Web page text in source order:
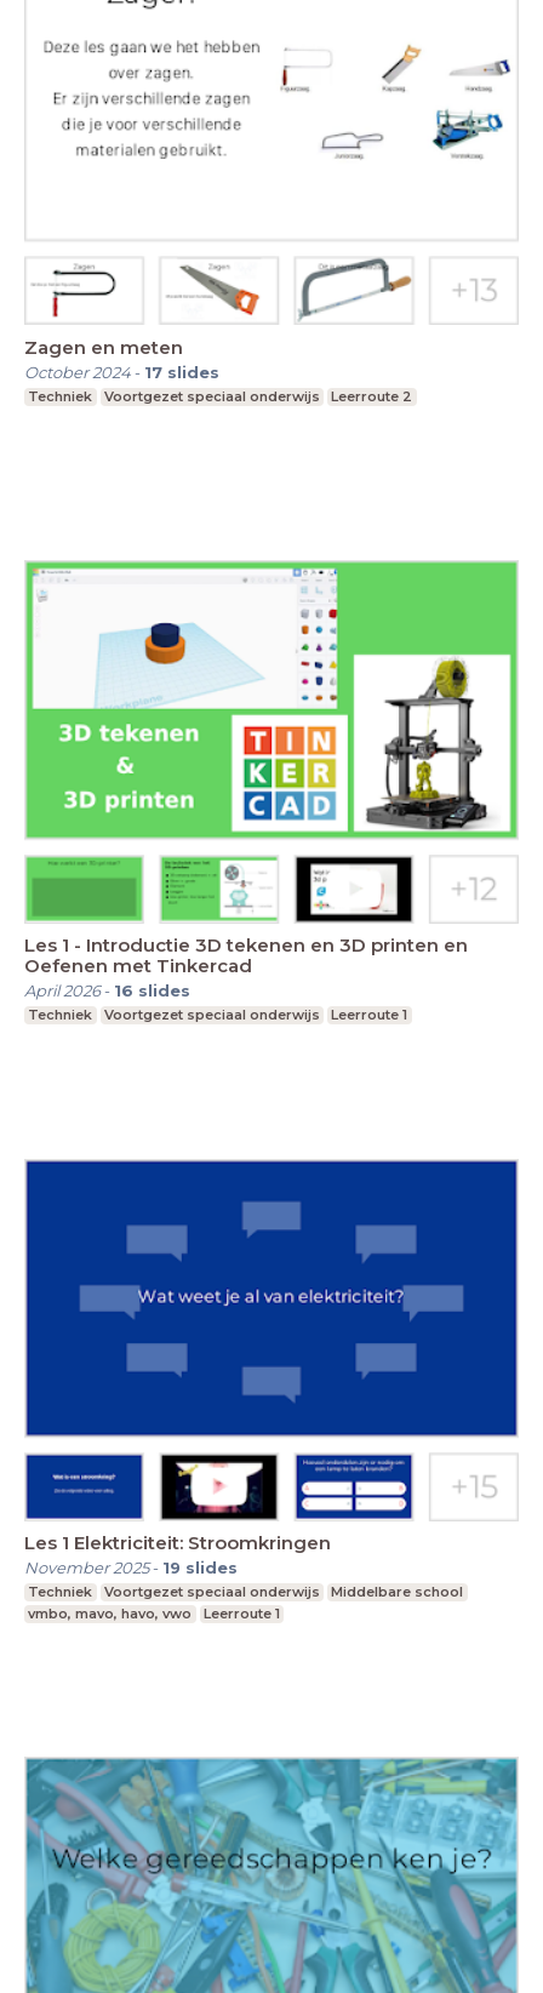
Zagen en meten
October 2024- 17 slides
Techniek Voortgezet speciaal onderwijs Leerroute 2
Les 1 - Introductie 3D tekenen en 3D printen en
Oefenen met Tinkercad
April 2026- 16 slides
Techniek Voortgezet speciaal onderwijs Leerroute 1
Les 1 Elektriciteit: Stroomkringen
November 2025- 19 slides
Techniek Voortgezet speciaal onderwijs
Middelbare school
vmbo, mavo, havo, vwo
Leerroute 1